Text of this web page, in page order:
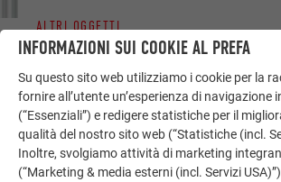
LASCIATI ISPIRARE
ALTRI OGGETTI
La galleria di riferimento PREFA mostra
dell’alluminio. Scoprite altri progetti
soluzioni in alluminio durevoli di PREFA
impianti solari e facciate.
INFORMAZIONI SUI COOKIE AL PREFA
Su questo sito web utilizziamo i cookie per la
fornire all’utente un’esperienza di navigazione
(“Essenziali”) e redigere statistiche per il
qualità del nostro sito web (“Statistiche (incl.
Inoltre, svolgiamo attività di marketing
(“Marketing & media esterni (incl. Servizi